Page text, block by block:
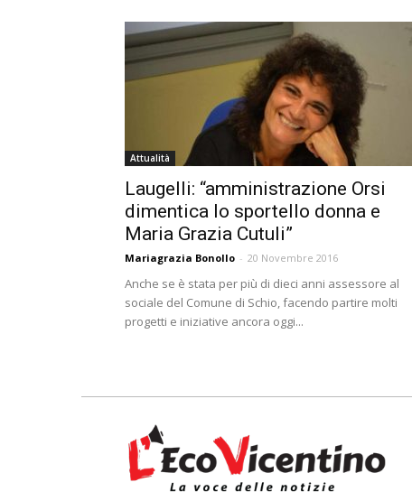
Attualità
Laugelli: “amministrazione Orsi
dimentica lo sportello donna e
Maria Grazia Cutuli”
Mariagrazia Bonollo - 20 Novembre 2016
Anche se è stata per più di dieci anni assessore al
sociale del Comune di Schio, facendo partire molti
progetti e iniziative ancora oggi...